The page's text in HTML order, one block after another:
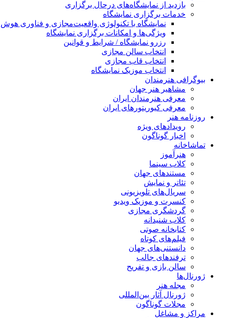
بازدید از نمایشگاه‌های درحال برگزاری
خدمات برگزاری نمایشگاه
نمایشگاه با تکنولوژی واقعیت‌مجازی و فناوری
ویژگی‌ها و امکانات برگزاری نمایشگاه
رزرو نمایشگاه / شرایط و قوانین
انتخاب سالن مجازی
انتخاب قاب مجازی
انتخاب موزیک نمایشگاه
بیوگرافی هنرمندان
مشاهیر هنر جهان
معرفی هنرمندان ایران
معرفی کیوریتورهای ایران
روزنامه هنر
رویدادهای ویژه
اخبار گوناگون
تماشاخانه
هنرآموز
کلاب سینما
مستندهای جهان
تئاتر و نمایش
سریال‌های تلویزیونی
کنسرت و موزیک ویدیو
گردشگری مجازی
کلاب شنیدانه
کتابخانه صوتی
فیلم‌های کوتاه
دانستنی‌های جهان
ترفندهای جالب
سالن بازی و تفریح
ژورنال‌ها
مجله هنر
ژورنال آثار بین‌المللی
مجلات گوناگون
مراکز و مشاغل